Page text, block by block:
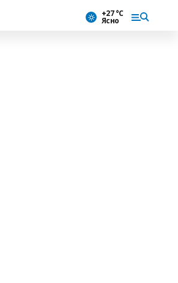
+27 °С
Ясно